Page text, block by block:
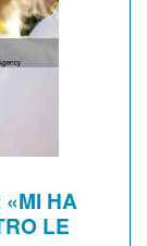
«MI HA
LE